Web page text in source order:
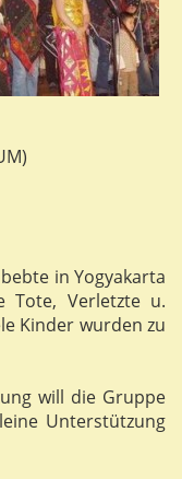
in Yogyakarta
Tote, Verletzte u.
Kinder wurden zu
will die Gruppe
Unterstützung